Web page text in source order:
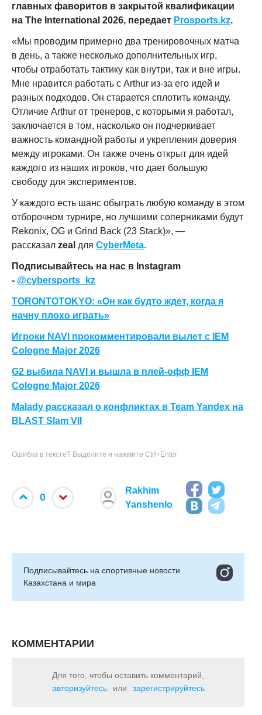
главных фаворитов в закрытой квалификации
на The International 2026, передает Prosports.kz.
«Мы проводим примерно два тренировочных матча
в день, а также несколько дополнительных игр,
чтобы отработать тактику как внутри, так и вне игры.
Мне нравится работать с Arthur из-за его идей и
разных подходов. Он старается сплотить команду.
Отличие Arthur от тренеров, с которыми я работал,
заключается в том, насколько он подчеркивает
важность командной работы и укрепления доверия
между игроками. Он также очень открыт для идей
каждого из наших игроков, что дает большую
свободу для экспериментов.
У каждого есть шанс обыграть любую команду в этом
отборочном турнире, но лучшими соперниками будут
Rekonix, OG и Grind Back (23 Stack)», —
рассказал zeal для CyberMeta.
Подписывайтесь на нас в Instagram
- @cybersports_kz
TORONTOTOKYO: «Он как будто ждет, когда я
начну плохо играть»
Игроки NAVI прокомментировали вылет с IEM
Cologne Major 2026
G2 выбила NAVI и вышла в плей-офф IEM
Cologne Major 2026
Malady рассказал о конфликтах в Team Yandex на
BLAST Slam VII
Ошибка в тексте? Выделите и нажмите Ctrl+Enter
0
Rakhim
Yanshenlo
Подписывайтесь на cпортивные новости
Казахстана и мира
КОММЕНТАРИИ
Для того, чтобы оставить комментарий,
авторизуйтесь
или зарегистрируйтесь